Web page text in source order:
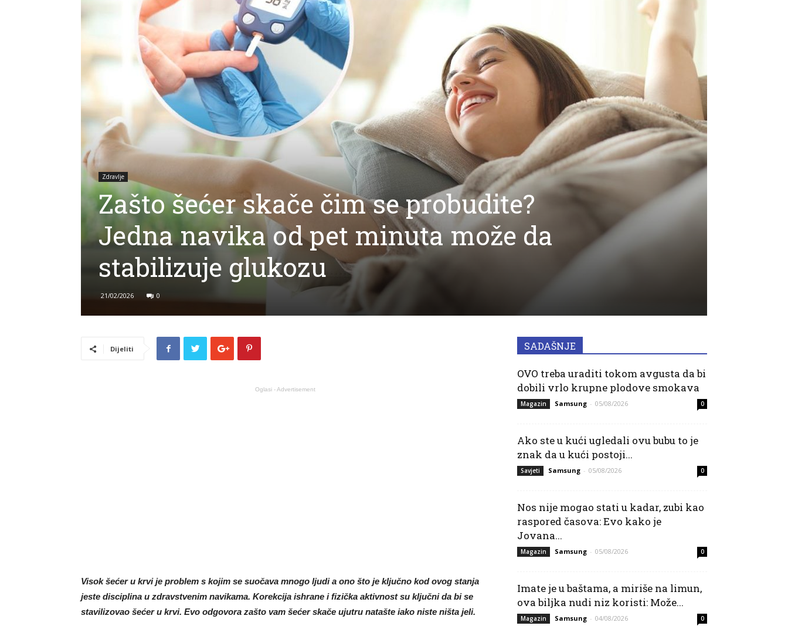
Zdravlje
Zašto šećer skače čim se probudite?
Jedna navika od pet minuta može da
stabilizuje glukozu
21/02/2026 0
Dijeliti
Oglasi - Advertisement
Visok šećer u krvi je problem s kojim se suočava mnogo ljudi a ono što je ključno kod ovog stanja
jeste disciplina u zdravstvenim navikama. Korekcija ishrane i fizička aktivnost su ključni da bi se
stavilizovao šećer u krvi. Evo odgovora zašto vam šećer skače ujutru natašte iako niste ništa jeli.
SADAŠNJE
OVO treba uraditi tokom avgusta da bi
dobili vrlo krupne plodove smokava
Magazin Samsung - 05/08/2026 0
Ako ste u kući ugledali ovu bubu to je
znak da u kući postoji...
Savjeti Samsung - 05/08/2026 0
Nos nije mogao stati u kadar, zubi kao
raspored časova: Evo kako je
Jovana...
Magazin Samsung - 05/08/2026 0
Imate je u baštama, a miriše na limun,
ova biljka nudi niz koristi: Može...
Magazin Samsung - 04/08/2026 0